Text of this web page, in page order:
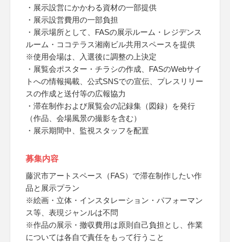
・展示設営にかかわる資材の一部提供
・展示設営費用の一部負担
・展示場所として、FASの展示ルーム・レジデンス
ルーム・ココテラス湘南ビル共用スペースを提供
※使用会場は、入選後に調整の上決定
・展覧会ポスター・チラシの作成、FASのWebサイ
トへの情報掲載、公式SNSでの宣伝、プレスリリー
スの作成と送付等の広報協力
・滞在制作および展覧会の記録集（図録）を発行
（作品、会場風景の撮影を含む）
・展示期間中、監視スタッフを配置
募集内容
藤沢市アートスペース（FAS）で滞在制作したい作
品と展示プラン
※絵画・立体・インスタレーション・パフォーマン
ス等、表現ジャンルは不問
※作品の展示・撤収費用は原則自己負担とし、作業
については各自で責任をもって行うこと